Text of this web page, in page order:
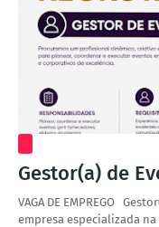
Gestor(a) de
VAGA DE EMPREGO
empresa especializada